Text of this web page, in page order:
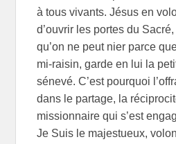
à tous vivants. Jésus en
d’ouvrir les portes du
qu’on ne peut nier parce
mi-raisin, garde en lui la
sénevé. C’est pourquoi
dans le partage, la
missionnaire qui s’est
Je Suis le majestueux,